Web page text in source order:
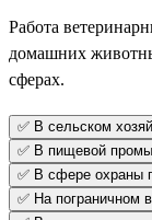
Работа
домашних
сферах.
✅ В сельском
✅ В пищевой
✅ В сфере охраны
✅ На пограничном